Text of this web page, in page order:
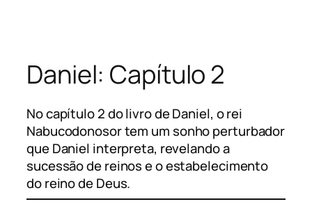
conteúdo
Daniel: Capítulo 2
No capítulo 2 do livro de Daniel, o rei
Nabucodonosor tem um sonho perturbador
que Daniel interpreta, revelando a
sucessão de reinos e o estabelecimento
do reino de Deus.